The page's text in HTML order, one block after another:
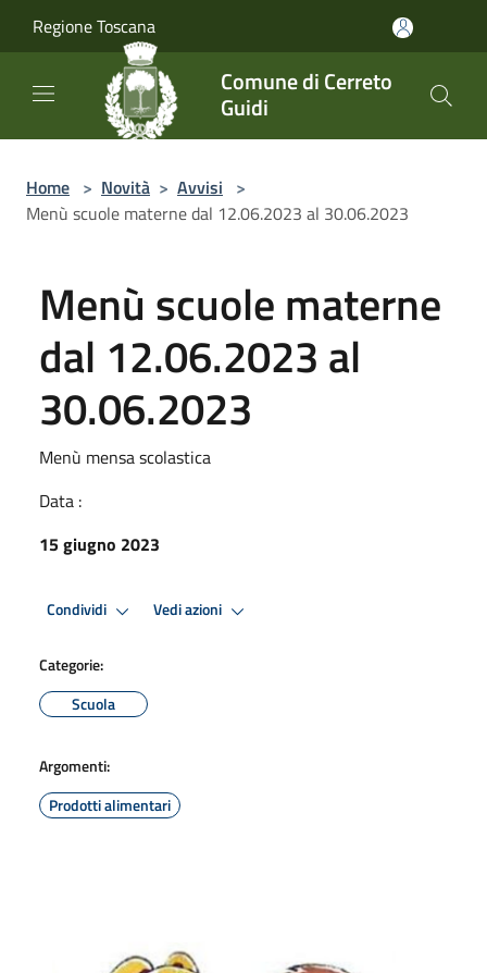
Regione Toscana
Comune di Cerreto
Guidi
Home > Novità > Avvisi >
Menù scuole materne dal 12.06.2023 al 30.06.2023
Menù scuole materne
dal 12.06.2023 al
30.06.2023
Menù mensa scolastica
Data :
15 giugno 2023
Condividi Vedi azioni
Categorie:
Scuola
Argomenti:
Prodotti alimentari